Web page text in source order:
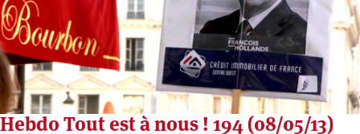
Hebdo Tout est à nous ! 194 (08/05/13)